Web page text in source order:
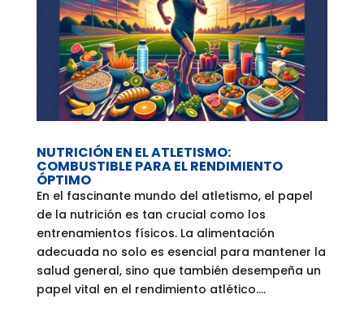
NUTRICIÓN EN EL ATLETISMO:
COMBUSTIBLE PARA EL RENDIMIENTO
ÓPTIMO
En el fascinante mundo del atletismo, el papel
de la nutrición es tan crucial como los
entrenamientos físicos. La alimentación
adecuada no solo es esencial para mantener la
salud general, sino que también desempeña un
papel vital en el rendimiento atlético....